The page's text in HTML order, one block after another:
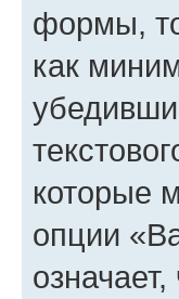
формы,
как
которые
опции